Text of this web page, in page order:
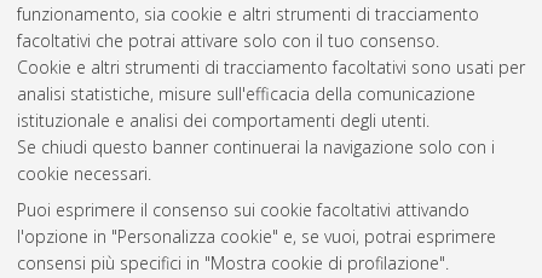
funzionamento, sia cookie e altri strumenti di tracciamento
facoltativi che potrai attivare solo con il tuo consenso.
Cookie e altri strumenti di tracciamento facoltativi sono usati per
analisi statistiche, misure sull'efficacia della comunicazione
istituzionale e analisi dei comportamenti degli utenti.
Se chiudi questo banner continuerai la navigazione solo con i
cookie necessari.
Puoi esprimere il consenso sui cookie facoltativi attivando
l'opzione in "Personalizza cookie" e, se vuoi, potrai esprimere
consensi più specifici in "Mostra cookie di profilazione".
Gestione del documento:
Atom
Rss 1.0